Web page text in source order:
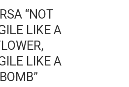
“NOT
LIKE A
LIKE A
BOMB”